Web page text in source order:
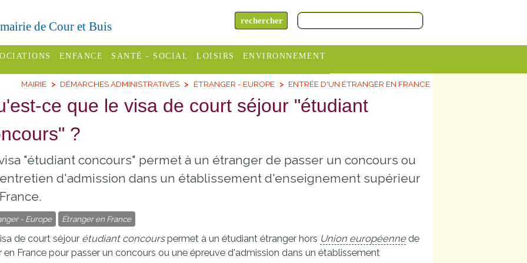
de Cour et Buis
des
Varèze
des
ENFANCE
Assistantes
maternelles
Relais
maternelle
Etablissements
SANTÉ - SOCIAL
Centres
sociaux
CCAS
Conseil
Le SSIAD
des Trois
LOISIRS
Campings
tourisme
Sélection
d'activité
ENVIRONNEMENT
Horaires
Déchèteries
SITCOM
MAIRIE DÉMARCHES ADMINISTRATIVES ÉTRANGER - EUROPE ENTRÉE D'UN ÉTRANGER EN FRANCE
ce que le visa de court séjour "étudiant
?
"étudiant concours" permet à un étranger de passer un concours ou
d'admission dans un établissement d'enseignement supérieur
- Europe Étranger en France
de court séjour étudiant concourspermet à un étudiant étranger hors Union européennede
en France pour passer un concours ou une épreuve d'admission dans un établissement